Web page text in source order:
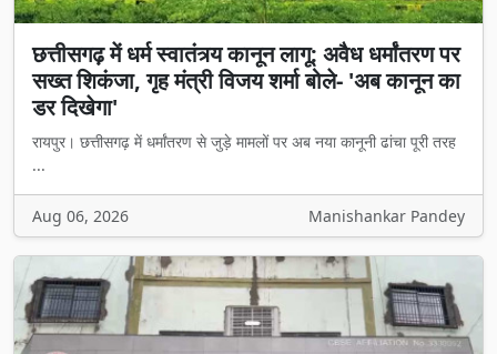
छत्तीसगढ़ में धर्म स्वातंत्र्य कानून लागू: अवैध धर्मांतरण पर
सख्त शिकंजा, गृह मंत्री विजय शर्मा बोले- 'अब कानून का
डर दिखेगा'
रायपुर। छत्तीसगढ़ में धर्मांतरण से जुड़े मामलों पर अब नया कानूनी ढांचा पूरी तरह
...
Aug 06, 2026 Manishankar Pandey